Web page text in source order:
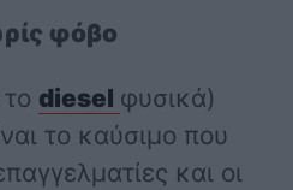
φόβο
diesel φυσικά)
το καύσιμο που
και οι